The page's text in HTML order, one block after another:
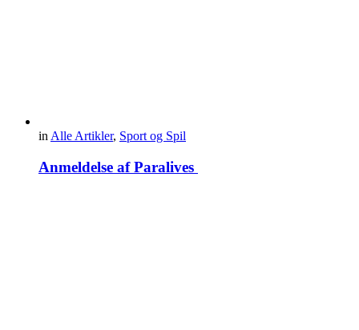
inAlle Artikler, Sport og Spil
Anmeldelse af Paralives